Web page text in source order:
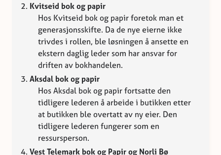
Kvitseid bok og papir
Hos Kvitseid bok og papir foretok man et
generasjonsskifte. Da de nye eierne ikke
trivdes i rollen, ble løsningen å ansette en
ekstern daglig leder som har ansvar for
driften av bokhandelen.
Aksdal bok og papir
Hos Aksdal bok og papir fortsatte den
tidligere lederen å arbeide i butikken etter
at butikken ble overtatt av ny eier. Den
tidligere lederen fungerer som en
ressursperson.
Vest Telemark bok og Papir og Norli Bø